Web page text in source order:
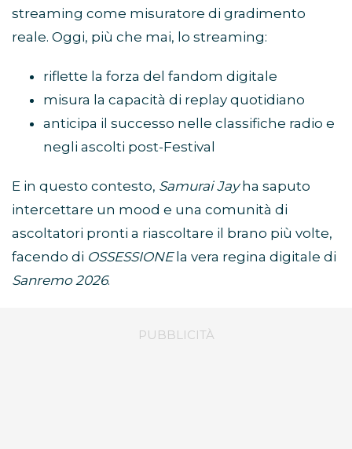
streaming come misuratore di gradimento
reale. Oggi, più che mai, lo streaming:
riflette la forza del fandom digitale
misura la capacità di replay quotidiano
anticipa il successo nelle classifiche radio e
negli ascolti post-Festival
E in questo contesto, Samurai Jayha saputo
intercettare un mood e una comunità di
ascoltatori pronti a riascoltare il brano più volte,
facendo di OSSESSIONEla vera regina digitale di
Sanremo 2026.